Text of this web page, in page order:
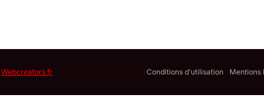
Webcreators.fr Conditions d’utilisation Mentions